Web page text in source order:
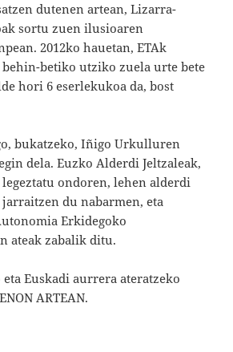
dutenen artean, Lizarra-
sortu zuen ilusioaren
2012ko hauetan, ETAk
betiko utziko zuela urte bete
hori 6 eserlekukoa da, bost
bukatzeko, Iñigo Urkulluren
dela. Euzko Alderdi Jeltzaleak,
ondoren, lehen alderdi
du nabarmen, eta
Erkidegoko
ateak zabalik ditu.
Euskadi aurrera ateratzeko
ARTEAN.